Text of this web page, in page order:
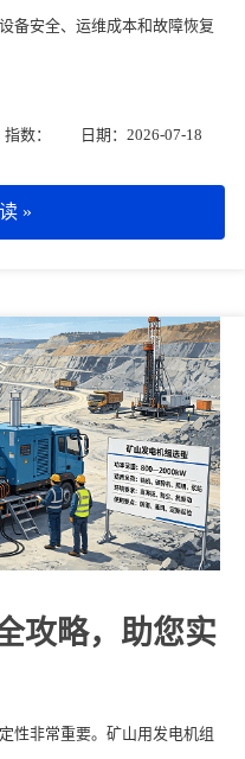
备安全、运维成本和故障恢复
指数： 日期：2026-07-18
»
攻略，助您实
性非常重要。矿山用发电机组